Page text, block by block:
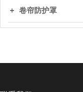
卷帘防护罩